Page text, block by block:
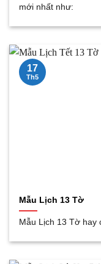
mới nhất như:
Mẫu Lịch 13 Tờ
Mẫu Lịch 13 Tờ hay
17
Th5